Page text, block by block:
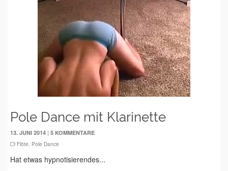
Pole Dance mit Klarinette
13. JUNI 2014 | 5 KOMMENTARE
Flöte, Pole Dance
Hat etwas hypnotisierendes...